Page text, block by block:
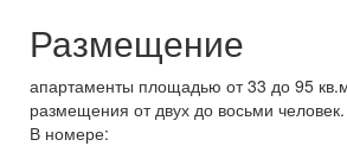
Размещение
апартаменты площадью от 33 до 95
размещения от двух до восьми человек.
В номере: